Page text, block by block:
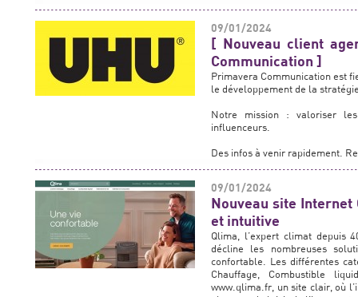
09/01/2024
[ Nouveau client
Communication ]
Primavera Communication est
le développement de la
Notre mission : valoriser
influenceurs.
Des infos à venir rapidement.
09/01/2024
Nouveau site
et intuitive
Qlima, l’expert climat depuis
décline les nombreuses
confortable. Les différentes
Chauffage, Combustible
www.qlima.fr, un site clair, où